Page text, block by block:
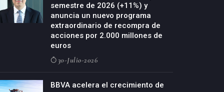
semestre de 2026 (+11%) y
anuncia un nuevo programa
extraordinario de recompra de
acciones por 2.000 millones de
euros
30-Julio-2026
BBVA acelera el crecimiento de